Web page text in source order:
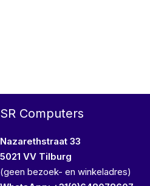
SR Computers
Nazarethstraat 33
5021 VV Tilburg
(geen bezoek- en winkeladres)